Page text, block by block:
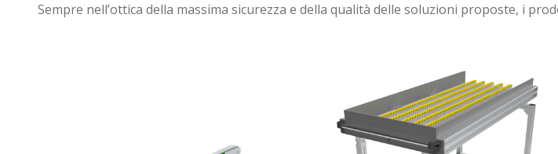
Sempre nell’ottica della massima sicurezza e della qualità delle soluzioni proposte, i